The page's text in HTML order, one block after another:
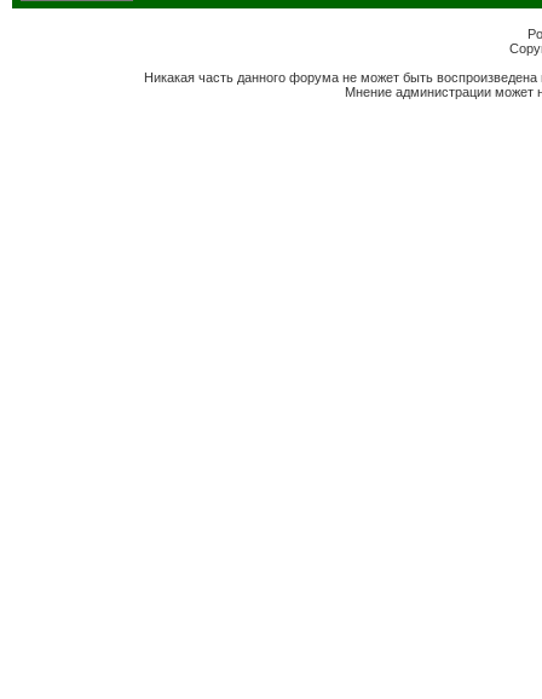
Никакая часть данного форума не может быть
Мнение администрации может